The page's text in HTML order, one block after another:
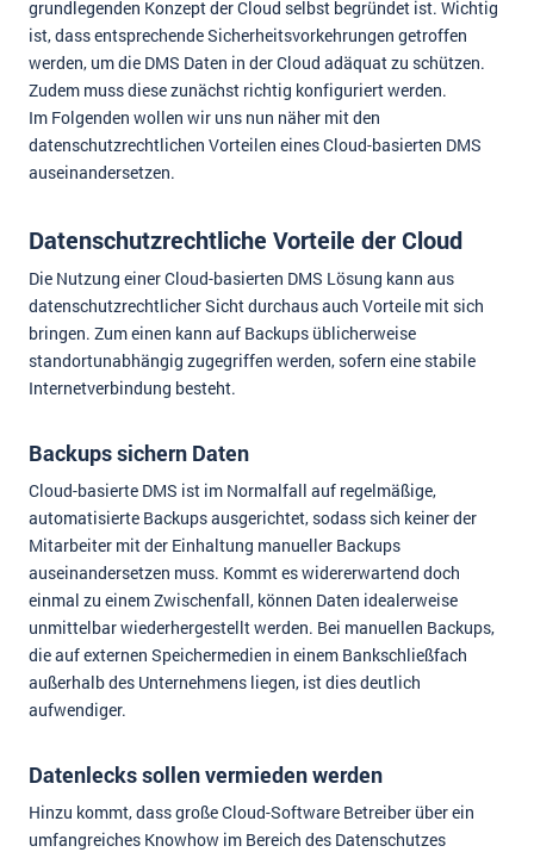
grundlegenden Konzept der Cloud selbst begründet ist. Wichtig
ist, dass entsprechende Sicherheitsvorkehrungen getroffen
werden, um die DMS Daten in der Cloud adäquat zu schützen.
Zudem muss diese zunächst richtig konfiguriert werden.
Im Folgenden wollen wir uns nun näher mit den
datenschutzrechtlichen Vorteilen eines Cloud-basierten DMS
auseinandersetzen.
Datenschutzrechtliche Vorteile der Cloud
Die Nutzung einer Cloud-basierten DMS Lösung kann aus
datenschutzrechtlicher Sicht durchaus auch Vorteile mit sich
bringen. Zum einen kann auf Backups üblicherweise
standortunabhängig zugegriffen werden, sofern eine stabile
Internetverbindung besteht.
Backups sichern Daten
Cloud-basierte DMS ist im Normalfall auf regelmäßige,
automatisierte Backups ausgerichtet, sodass sich keiner der
Mitarbeiter mit der Einhaltung manueller Backups
auseinandersetzen muss. Kommt es widererwartend doch
einmal zu einem Zwischenfall, können Daten idealerweise
unmittelbar wiederhergestellt werden. Bei manuellen Backups,
die auf externen Speichermedien in einem Bankschließfach
außerhalb des Unternehmens liegen, ist dies deutlich
aufwendiger.
Datenlecks sollen vermieden werden
Hinzu kommt, dass große Cloud-Software Betreiber über ein
umfangreiches Knowhow im Bereich des Datenschutzes